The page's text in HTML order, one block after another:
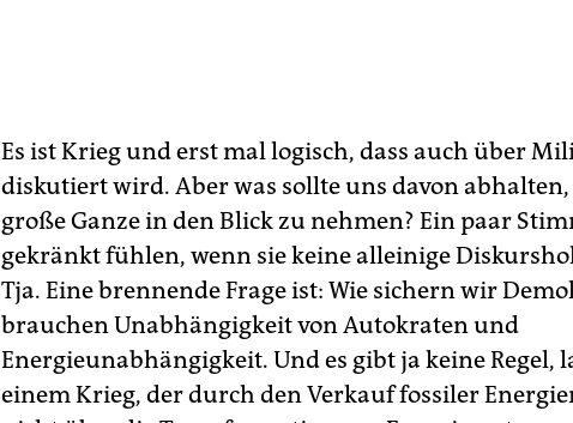
Es ist Krieg und erst mal logisch, dass auch über
diskutiert wird. Aber was sollte uns davon
große Ganze in den Blick zu nehmen? Ein paar
gekränkt fühlen, wenn sie keine alleinige
Tja. Eine brennende Frage ist: Wie sichern wir
brauchen Unabhängigkeit von Autokraten und
Energieunabhängigkeit. Und es gibt ja keine Regel,
einem Krieg, der durch den Verkauf fossiler